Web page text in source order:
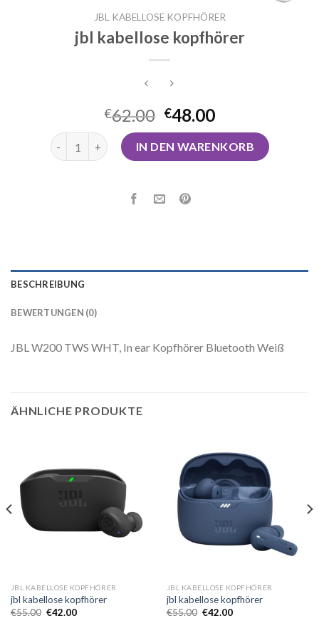
JBL KABELLOSE KOPFHÖRER
jbl kabellose kopfhörer
€62.00 €48.00
jbl kabellose kopfhörer MengeIN DEN WARENKORB
BESCHREIBUNG
BEWERTUNGEN (0)
JBL W200 TWS WHT, In ear Kopfhörer Bluetooth Weiß
ÄHNLICHE PRODUKTE
JBL KABELLOSE KOPFHÖRER
jbl kabellose kopfhörer
€55.00 €42.00
JBL KABELLOSE KOPFHÖRER
jbl kabellose kopfhörer
€55.00 €42.00